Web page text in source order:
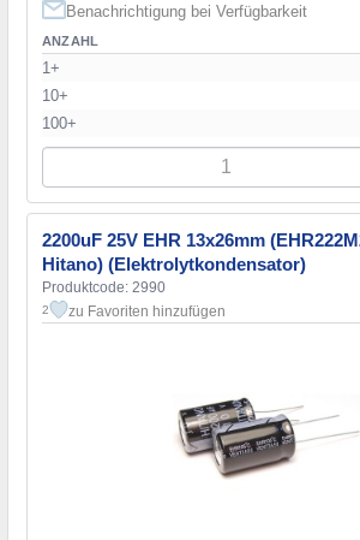
Benachrichtigung bei Verfügbarkeit
ANZAHL
1+
10+
100+
2200uF 25V EHR 13x26mm
Hitano) (Elektrolytkondensator)
Produktcode: 2990
2 zu Favoriten hinzufügen